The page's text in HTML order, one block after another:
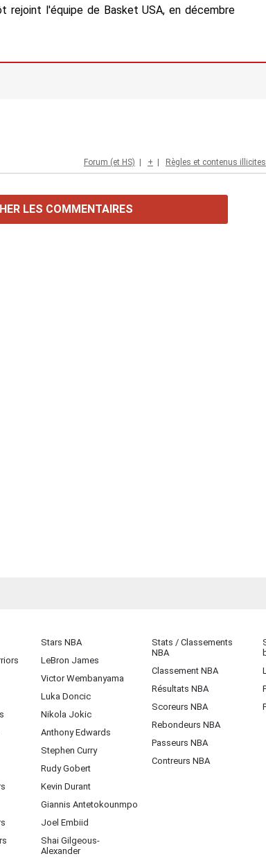
rejoint l'équipe de Basket USA, en décembre
Forum (et HS) | + | Règles et contenus illicites
LES COMMENTAIRES
Stars NBA
LeBron James
Victor Wembanyama
Luka Doncic
Nikola Jokic
Anthony Edwards
Stephen Curry
Rudy Gobert
Kevin Durant
Giannis Antetokounmpo
Joel Embiid
Shai Gilgeous-
Alexander
Stats / Classements
NBA
Classement NBA
Résultats NBA
Scoreurs NBA
Rebondeurs NBA
Passeurs NBA
Contreurs NBA